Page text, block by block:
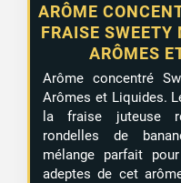
ARÔME
FRAISE
ARÔMES
Arôme concentré
Arômes et Liquides.
la fraise juteuse
rondelles de
mélange parfait
adeptes de cet